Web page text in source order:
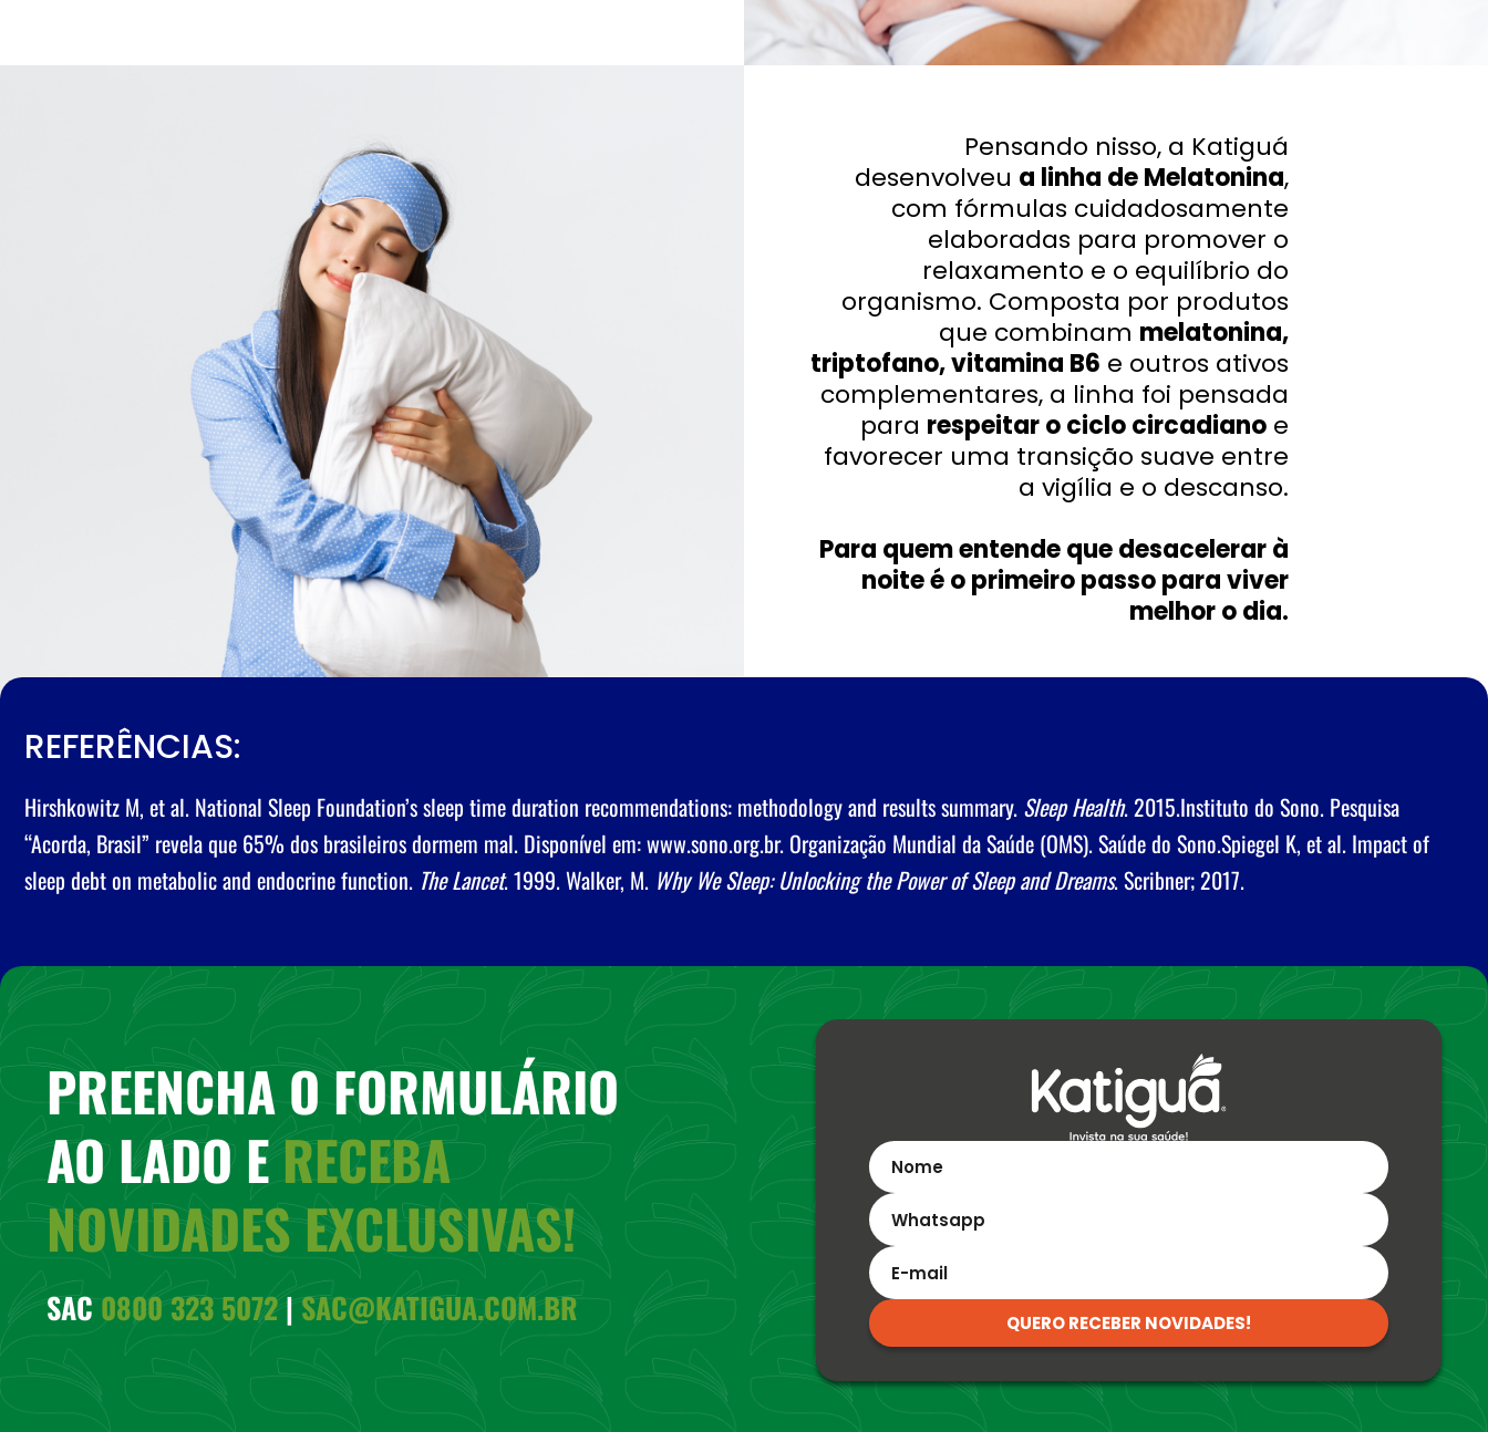
Pensando nisso, a Katiguá
desenvolveu a linha de Melatonina,
com fórmulas cuidadosamente
elaboradas para promover o
relaxamento e o equilíbrio do
organismo. Composta por produtos
que combinam melatonina,
triptofano, vitamina B6 e outros ativos
complementares, a linha foi pensada
para respeitar o ciclo circadiano e
favorecer uma transição suave entre
a vigília e o descanso.
Para quem entende que desacelerar à
noite é o primeiro passo para viver
melhor o dia.
REFERÊNCIAS:
Hirshkowitz M, et al. National Sleep Foundation’s sleep time duration recommendations: methodology and results summary. Sleep Health. 2015.Instituto do Sono. Pesquisa
“Acorda, Brasil” revela que 65% dos brasileiros dormem mal. Disponível em:www.sono.org.br. Organização Mundial da Saúde (OMS). Saúde do Sono.Spiegel K, et al. Impact of
sleep debt on metabolic and endocrine function. The Lancet. 1999. Walker, M. Why We Sleep: Unlocking the Power of Sleep and Dreams. Scribner; 2017.
PREENCHA O FORMULÁRIO
AO LADO ERECEBA
NOVIDADES EXCLUSIVAS!
SAC0800 323 5072|SAC@KATIGUA.COM.BR QUERO RECEBER NOVIDADES!